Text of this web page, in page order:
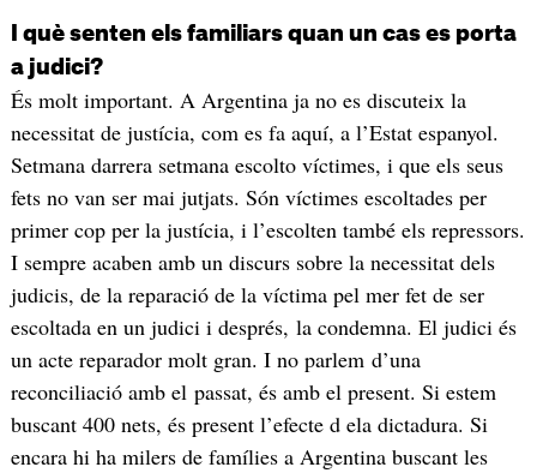
I què senten els familiars quan un cas es porta
a judici?
És molt important. A Argentina ja no es discuteix la
necessitat de justícia, com es fa aquí, a l’Estat espanyol.
Setmana darrera setmana escolto víctimes, i que els seus
fets no van ser mai jutjats. Són víctimes escoltades per
primer cop per la justícia, i l’escolten també els repressors.
I sempre acaben amb un discurs sobre la necessitat dels
judicis, de la reparació de la víctima pel mer fet de ser
escoltada en un judici i després, la condemna. El judici és
un acte reparador molt gran. I no parlem d’una
reconciliació amb el passat, és amb el present. Si estem
buscant 400 nets, és present l’efecte d ela dictadura. Si
encara hi ha milers de famílies a Argentina buscant les